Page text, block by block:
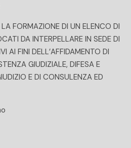
FORMAZIONE DI UN ELENCO DI
DA INTERPELLARE IN SEDE DI
AI FINI DELL’AFFIDAMENTO DI
GIUDIZIALE, DIFESA E
E DI CONSULENZA ED